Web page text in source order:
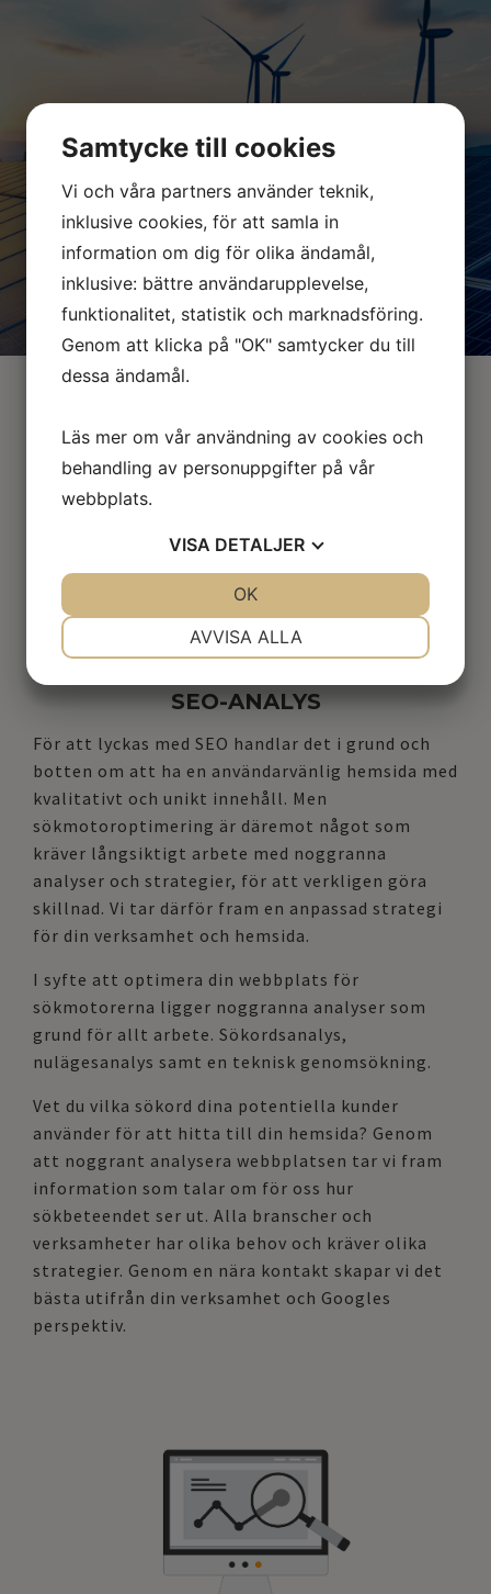
BESÖK HEMSIDAN
SEO-ANALYS
För att lyckas med SEO handlar det i grund och
botten om att ha en användarvänlig hemsida med
kvalitativt och unikt innehåll. Men
sökmotoroptimering är däremot något som
kräver långsiktigt arbete med noggranna
analyser och strategier, för att verkligen göra
skillnad. Vi tar därför fram en anpassad strategi
för din verksamhet och hemsida.
I syfte att optimera din webbplats för
sökmotorerna ligger noggranna analyser som
grund för allt arbete. Sökordsanalys,
nulägesanalys samt en teknisk genomsökning.
Vet du vilka sökord dina potentiella kunder
använder för att hitta till din hemsida? Genom
att noggrant analysera webbplatsen tar vi fram
information som talar om för oss hur
sökbeteendet ser ut. Alla branscher och
verksamheter har olika behov och kräver olika
strategier. Genom en nära kontakt skapar vi det
bästa utifrån din verksamhet och Googles
perspektiv.
Samtycke till cookies
Vi och våra partners använder teknik,
inklusive cookies, för att samla in
information om dig för olika ändamål,
inklusive: bättre användarupplevelse,
funktionalitet, statistik och marknadsföring.
Genom att klicka på "OK" samtycker du till
dessa ändamål.
Läs mer om vår användning av cookies och
behandling av personuppgifter på vår
webbplats.
VISA DETALJER
MARKNADSFÖRING STATISTIK
AVVISA ALLA
OK